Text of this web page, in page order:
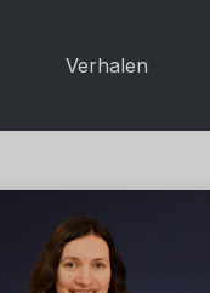
Verhalen